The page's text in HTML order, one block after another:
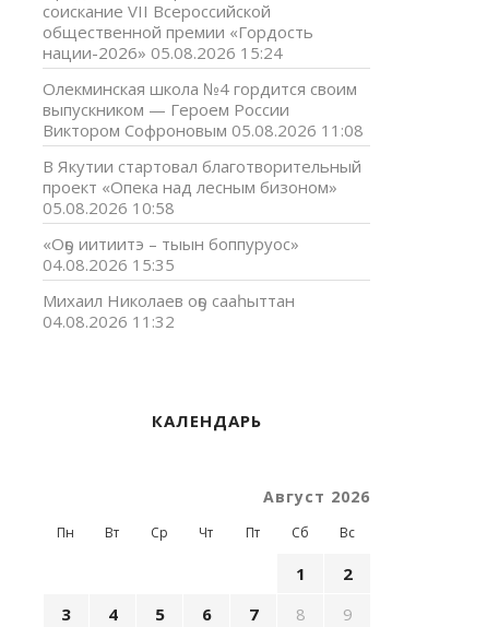
соискание VII Всероссийской
общественной премии «Гордость
нации-2026» 05.08.2026 15:24
Олекминская школа №4 гордится своим
выпускником — Героем России
Виктором Софроновым 05.08.2026 11:08
В Якутии стартовал благотворительный
проект «Опека над лесным бизоном»
05.08.2026 10:58
«Оҕо иитиитэ – тыын боппуруос»
04.08.2026 15:35
Михаил Николаев оҕо сааһыттан
04.08.2026 11:32
КАЛЕНДАРЬ
Август 2026
Пн Вт Ср Чт Пт Сб Вс
1
2
3
4 5 6 7 8
9